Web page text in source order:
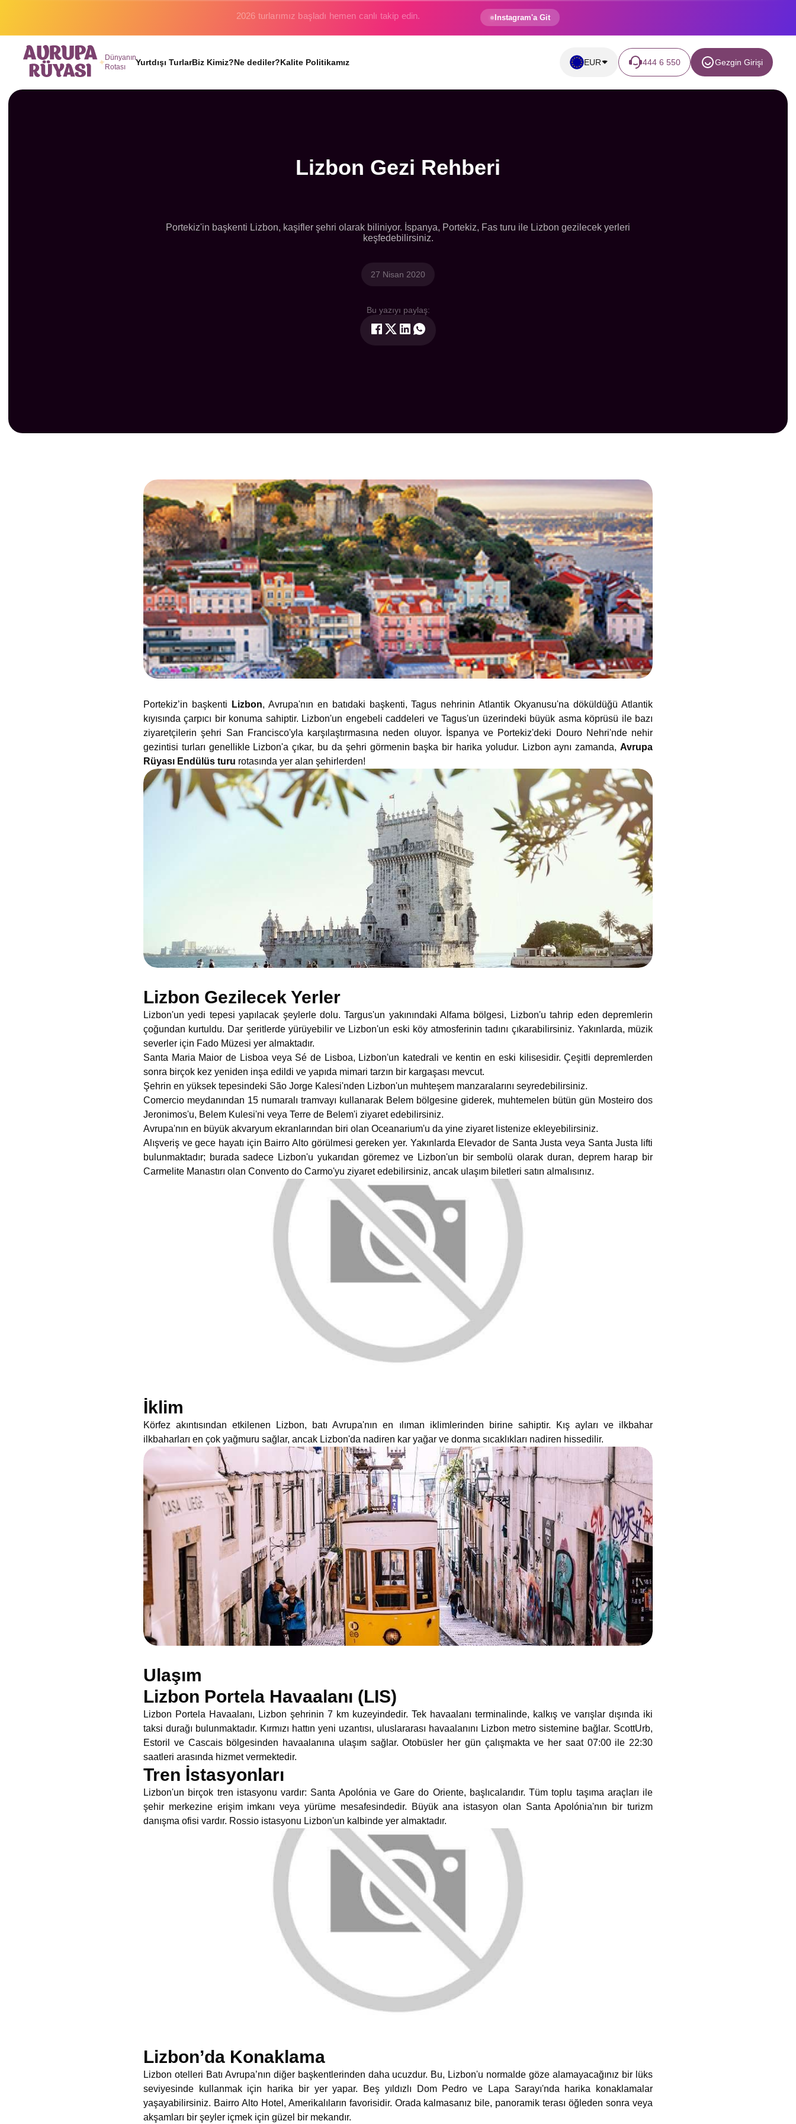
Binlerce gezginin hayali gerçek oluyor. Instagram'a Git
Dünyanın
Rotası
Yurtdışı TurlarBiz Kimiz?Ne dediler?Kalite Politikamız EUR 444 6 550 Gezgin Girişi
Lizbon Gezi Rehberi
Portekiz'in başkenti Lizbon, kaşifler şehri olarak biliniyor. İspanya, Portekiz, Fas turu ile Lizbon gezilecek yerleri
keşfedebilirsiniz.
27 Nisan 2020
Bu yazıyı paylaş:
Portekiz’in başkenti Lizbon, Avrupa'nın en batıdaki başkenti, Tagus nehrinin Atlantik Okyanusu'na döküldüğü Atlantik
kıyısında çarpıcı bir konuma sahiptir. Lizbon'un engebeli caddeleri ve Tagus'un üzerindeki büyük asma köprüsü ile bazı
ziyaretçilerin şehri San Francisco'yla karşılaştırmasına neden oluyor. İspanya ve Portekiz'deki Douro Nehri'nde nehir
gezintisi turları genellikle Lizbon'a çıkar, bu da şehri görmenin başka bir harika yoludur. Lizbon aynı zamanda, Avrupa
Rüyası Endülüs turu rotasında yer alan şehirlerden!
Lizbon Gezilecek Yerler
Lizbon'un yedi tepesi yapılacak şeylerle dolu. Targus'un yakınındaki Alfama bölgesi, Lizbon'u tahrip eden depremlerin
çoğundan kurtuldu. Dar şeritlerde yürüyebilir ve Lizbon'un eski köy atmosferinin tadını çıkarabilirsiniz. Yakınlarda, müzik
severler için Fado Müzesi yer almaktadır.
Santa Maria Maior de Lisboa veya Sé de Lisboa, Lizbon'un katedrali ve kentin en eski kilisesidir. Çeşitli depremlerden
sonra birçok kez yeniden inşa edildi ve yapıda mimari tarzın bir kargaşası mevcut.
Şehrin en yüksek tepesindeki São Jorge Kalesi'nden Lizbon'un muhteşem manzaralarını seyredebilirsiniz.
Comercio meydanından 15 numaralı tramvayı kullanarak Belem bölgesine giderek, muhtemelen bütün gün Mosteiro dos
Jeronimos'u, Belem Kulesi'ni veya Terre de Belem'i ziyaret edebilirsiniz.
Avrupa'nın en büyük akvaryum ekranlarından biri olan Oceanarium'u da yine ziyaret listenize ekleyebilirsiniz.
Alışveriş ve gece hayatı için Bairro Alto görülmesi gereken yer. Yakınlarda Elevador de Santa Justa veya Santa Justa lifti
bulunmaktadır; burada sadece Lizbon'u yukarıdan göremez ve Lizbon'un bir sembolü olarak duran, deprem harap bir
Carmelite Manastırı olan Convento do Carmo'yu ziyaret edebilirsiniz, ancak ulaşım biletleri satın almalısınız.
İklim
Körfez akıntısından etkilenen Lizbon, batı Avrupa'nın en ılıman iklimlerinden birine sahiptir. Kış ayları ve ilkbahar
ilkbaharları en çok yağmuru sağlar, ancak Lizbon'da nadiren kar yağar ve donma sıcaklıkları nadiren hissedilir.
Ulaşım
Lizbon Portela Havaalanı (LIS)
Lizbon Portela Havaalanı, Lizbon şehrinin 7 km kuzeyindedir. Tek havaalanı terminalinde, kalkış ve varışlar dışında iki
taksi durağı bulunmaktadır. Kırmızı hattın yeni uzantısı, uluslararası havaalanını Lizbon metro sistemine bağlar. ScottUrb,
Estoril ve Cascais bölgesinden havaalanına ulaşım sağlar. Otobüsler her gün çalışmakta ve her saat 07:00 ile 22:30
saatleri arasında hizmet vermektedir.
Tren İstasyonları
Lizbon'un birçok tren istasyonu vardır: Santa Apolónia ve Gare do Oriente, başlıcalarıdır. Tüm toplu taşıma araçları ile
şehir merkezine erişim imkanı veya yürüme mesafesindedir. Büyük ana istasyon olan Santa Apolónia'nın bir turizm
danışma ofisi vardır. Rossio istasyonu Lizbon'un kalbinde yer almaktadır.
Lizbon’da Konaklama
Lizbon otelleri Batı Avrupa’nın diğer başkentlerinden daha ucuzdur. Bu, Lizbon'u normalde göze alamayacağınız bir lüks
seviyesinde kullanmak için harika bir yer yapar. Beş yıldızlı Dom Pedro ve Lapa Sarayı'nda harika konaklamalar
yaşayabilirsiniz. Bairro Alto Hotel, Amerikalıların favorisidir. Orada kalmasanız bile, panoramik terası öğleden sonra veya
akşamları bir şeyler içmek için güzel bir mekandır.